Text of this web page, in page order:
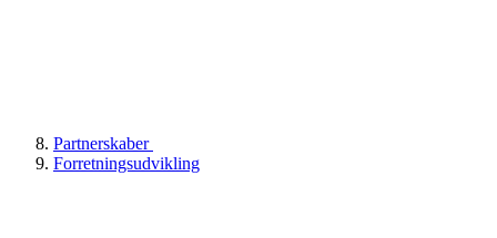
Partnerskaber
Forretningsudvikling